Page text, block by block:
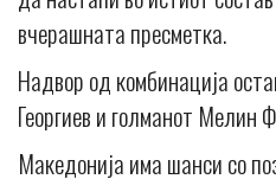
вчерашната пресметка.
Надвор од комбинација
Георгиев и голманот Мелин
Македонија има шанси со